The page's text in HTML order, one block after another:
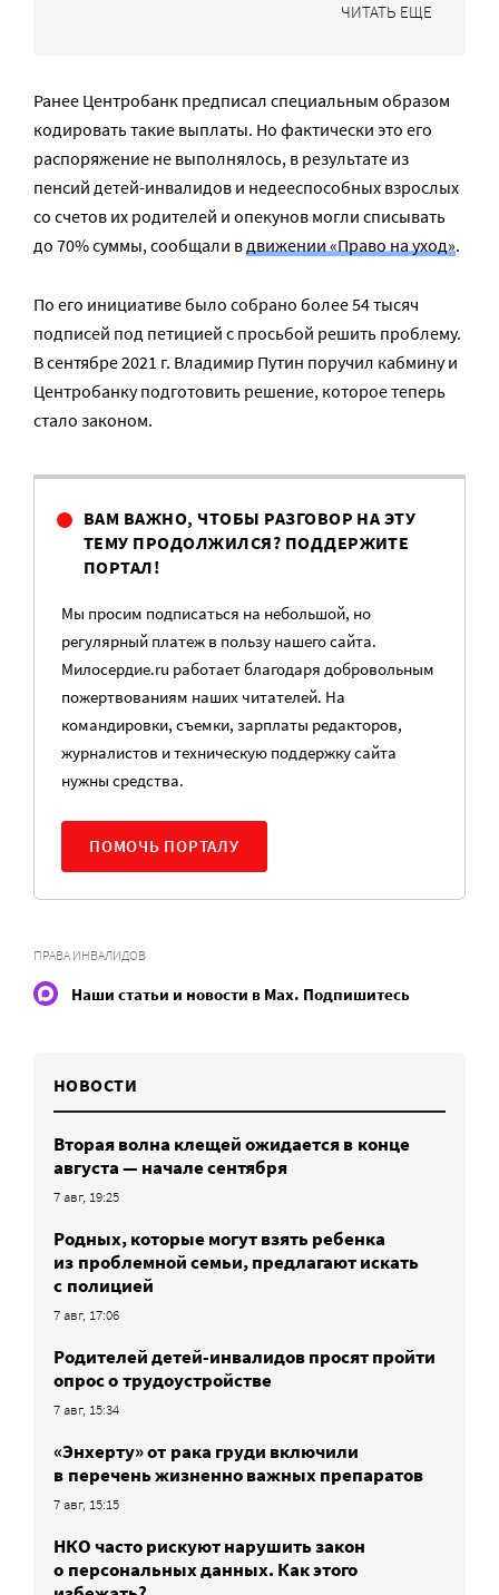
ЧИТАТЬ ЕЩЕ
Ранее Центробанк предписал специальным образом
кодировать такие выплаты. Но фактически это его
распоряжение не выполнялось, в результате из
пенсий детей-инвалидов и недееспособных взрослых
со счетов их родителей и опекунов могли списывать
до 70% суммы, сообщали вдвижении «Право на уход».
По его инициативе было собрано более 54 тысяч
подписей под петицией с просьбой решить проблему.
В сентябре 2021 г. Владимир Путин поручил кабмину и
Центробанку подготовить решение, которое теперь
стало законом.
ВАМ ВАЖНО, ЧТОБЫ РАЗГОВОР НА ЭТУ
ТЕМУ ПРОДОЛЖИЛСЯ? ПОДДЕРЖИТЕ
ПОРТАЛ!
Мы просим подписаться на небольшой, но
регулярный платеж в пользу нашего сайта.
Милосердие.ru работает благодаря добровольным
пожертвованиям наших читателей. На
командировки, съемки, зарплаты редакторов,
журналистов и техническую поддержку сайта
нужны средства.
ПОМОЧЬ ПОРТАЛУ
ПРАВА ИНВАЛИДОВ
Наши статьи и новости в Max. Подпишитесь
НОВОСТИ
Вторая волна клещей ожидается в конце
августа — начале сентября
7 авг, 19:25
Родных, которые могут взять ребенка
из проблемной семьи, предлагают искать
с полицией
7 авг, 17:06
Родителей детей-инвалидов просят пройти
опрос о трудоустройстве
7 авг, 15:34
«Энхерту» от рака груди включили
в перечень жизненно важных препаратов
7 авг, 15:15
НКО часто рискуют нарушить закон
о персональных данных. Как этого